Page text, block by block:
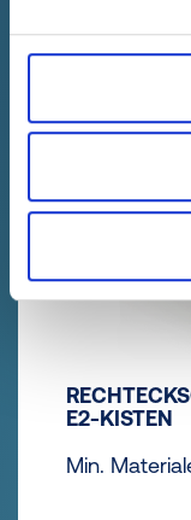
E2-KISTEN
Min.